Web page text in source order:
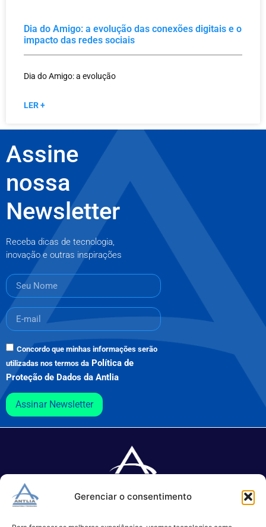
Gerenciar o consentimento
Dia do Amigo: a evolução das conexões digitais e o
impacto das redes sociais
Dia do Amigo: a evolução
LER +
Assine
nossa
Newsletter
Receba dicas de tecnologia,
inovação e outras inspirações
Concordo que minhas informações serão
utilizadas nos termos da Política de
Proteção de Dados da Antlia
Assinar Newsletter